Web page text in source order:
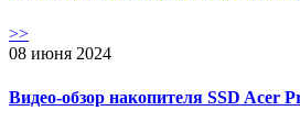
>>
08 июня 2024
Видео-обзор накопителя SSD Acer